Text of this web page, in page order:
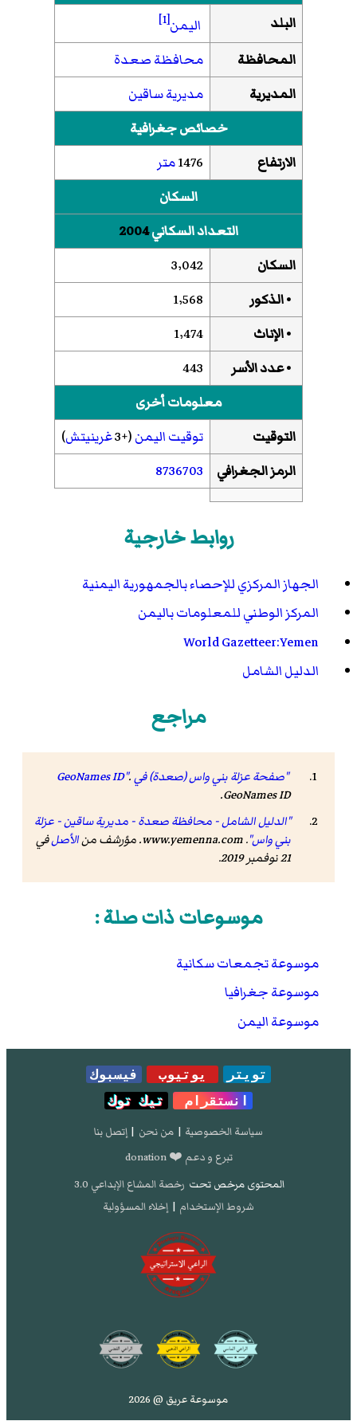
البلد
اليمن[1]
المحافظة
محافظة صعدة
المديرية
مديرية ساقين
خصائص جغرافية
الارتفاع
1476متر
السكان
التعداد السكاني2004
السكان
3٬042
• الذكور
1٬568
• الإناث
1٬474
• عدد الأسر
443
معلومات أخرى
التوقيت
توقيت اليمن(+3 غرينيتش)
الرمز الجغرافي
8736703
روابط خارجية
الجهاز المركزي للإحصاء بالجمهورية اليمنية
المركز الوطني للمعلومات باليمن
World Gazetteer:Yemen
الدليل الشامل
مراجع
"صفحة عزلة بني واس (صعدة) في GeoNames ID".
GeoNames ID
.
"الدليل الشامل - محافظة صعدة - مديرية ساقين - عزلة
بني واس".
www.yemenna.com. مؤرشف منالأصلفي
21 نوفمبر 2019
.
موسوعات ذات صلة :
موسوعة تجمعات سكانية
موسوعة جغرافيا
موسوعة اليمن
تويتر يوتيوب
فيسبوك
انستقرام
تيك توك
سياسة الخصوصية | من نحن | إتصل بنا
تبرع و دعم ❤️ donation
المحتوى مرخص تحت رخصة المشاع الإبداعي 3.0
شروط الإستخدام | إخلاء المسؤولية
موسوعة عريق @ 2026